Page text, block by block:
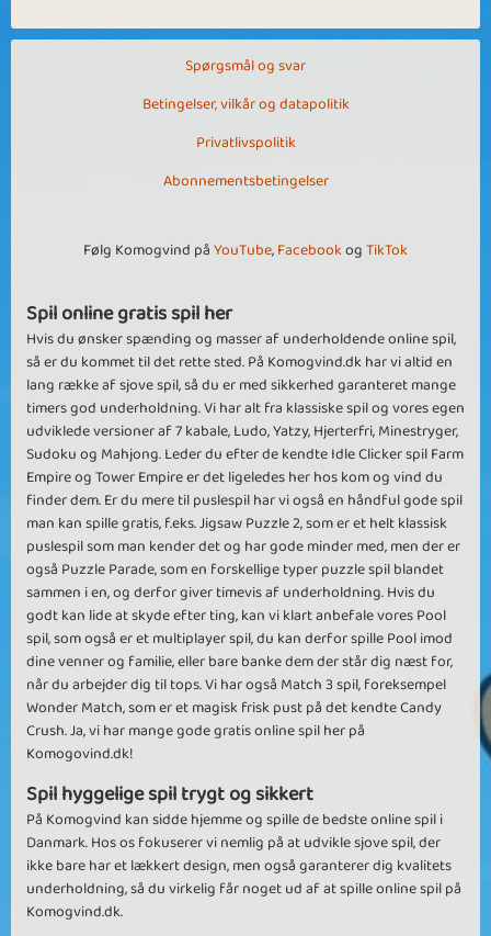
Spørgsmål og svar
Betingelser, vilkår og datapolitik
Privatlivspolitik
Abonnementsbetingelser
Følg Komogvind påYouTube,FacebookogTikTok
Spil online gratis spil her
Hvis du ønsker spænding og masser af underholdende online spil,
så er du kommet til det rette sted. På Komogvind.dk har vi altid en
lang række af sjove spil, så du er med sikkerhed garanteret mange
timers god underholdning. Vi har alt fra klassiske spil og vores egen
udviklede versioner af 7 kabale, Ludo, Yatzy, Hjerterfri, Minestryger,
Sudoku og Mahjong. Leder du efter de kendte Idle Clicker spil Farm
Empire og Tower Empire er det ligeledes her hos kom og vind du
finder dem. Er du mere til puslespil har vi også en håndful gode spil
man kan spille gratis, f.eks. Jigsaw Puzzle 2, som er et helt klassisk
puslespil som man kender det og har gode minder med, men der er
også Puzzle Parade, som en forskellige typer puzzle spil blandet
sammen i en, og derfor giver timevis af underholdning. Hvis du
godt kan lide at skyde efter ting, kan vi klart anbefale vores Pool
spil, som også er et multiplayer spil, du kan derfor spille Pool imod
dine venner og familie, eller bare banke dem der står dig næst for,
når du arbejder dig til tops. Vi har også Match 3 spil, foreksempel
Wonder Match, som er et magisk frisk pust på det kendte Candy
Crush. Ja, vi har mange gode gratis online spil her på
Komogovind.dk!
Spil hyggelige spil trygt og sikkert
På Komogvind kan sidde hjemme og spille de bedste online spil i
Danmark. Hos os fokuserer vi nemlig på at udvikle sjove spil, der
ikke bare har et lækkert design, men også garanterer dig kvalitets
underholdning, så du virkelig får noget ud af at spille online spil på
Komogvind.dk.